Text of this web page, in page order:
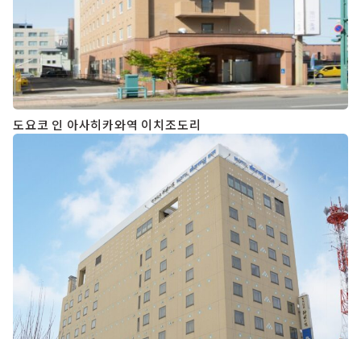
도요코 인 아사히카와역 이치조도리